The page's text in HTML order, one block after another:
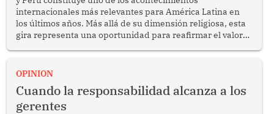
internacionales más relevantes para América Latina en
los últimos años. Más allá de su dimensión religiosa, esta
gira representa una oportunidad para reafirmar el valor
enfrenta desafíos en materia de desarrollo, cohesión
OPINION
Cuando la responsabilidad alcanza a los
gerentes